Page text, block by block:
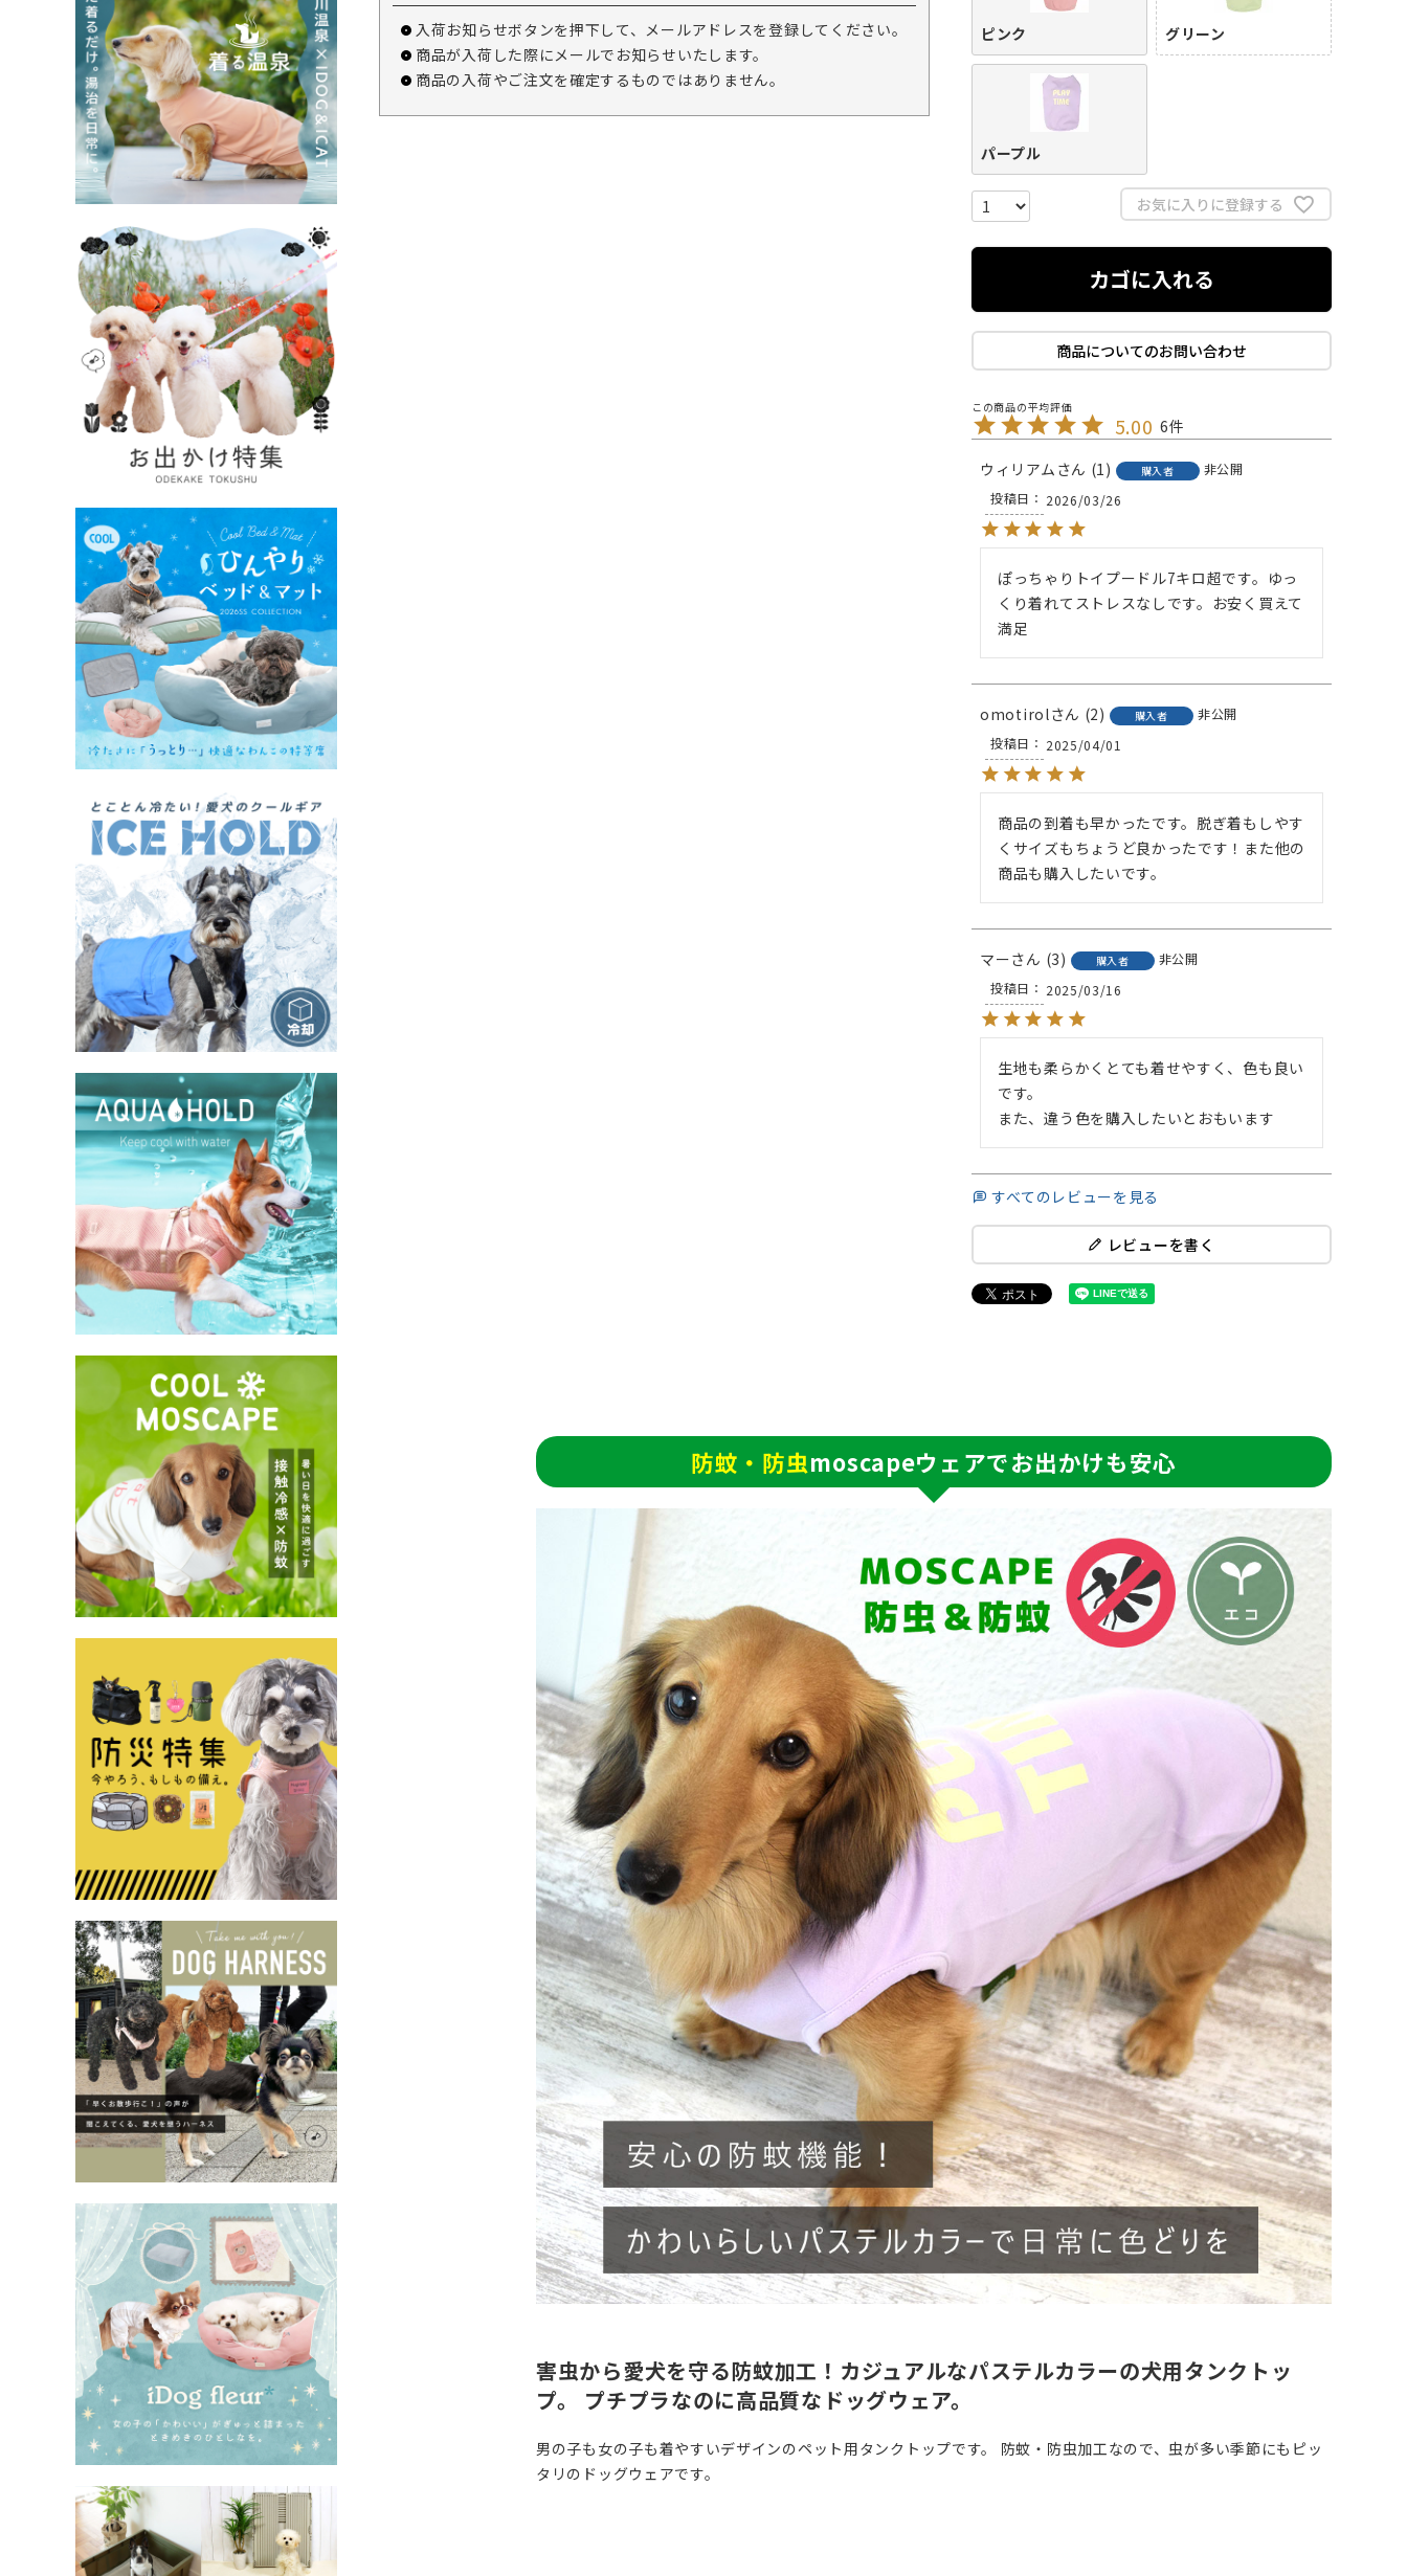
入荷お知らせボタンを押下して、メールアドレスを登録してください。
商品が入荷した際にメールでお知らせいたします。
商品の入荷やご注文を確定するものではありません。
ピンク グリーン
パープル
お気に入りに登録する
カゴに入れる
商品についてのお問い合わせ
5.00 6
ウィリアム 1 購入者
非公開
投稿日
2026/03/26
ぽっちゃりトイプードル7キロ超です。ゆっ
くり着れてストレスなしです。お安く買えて
満足
omotirol 2 購入者
非公開
投稿日
2025/04/01
商品の到着も早かったです。脱ぎ着もしやす
くサイズもちょうど良かったです！また他の
商品も購入したいです。
マー 3 購入者
非公開
投稿日
2025/03/16
生地も柔らかくとても着せやすく、色も良い
です。
すべてのレビューを見る
レビューを書く
防蚊・防虫moscapeウェアでお出かけも安心
害虫から愛犬を守る防蚊加工！カジュアルなパステルカラーの犬用タンクトッ
プ。 プチプラなのに高品質なドッグウェア。
男の子も女の子も着やすいデザインのペット用タンクトップです。 防蚊・防虫加工なので、虫が多い季節にもピッ
タリのドッグウェアです。